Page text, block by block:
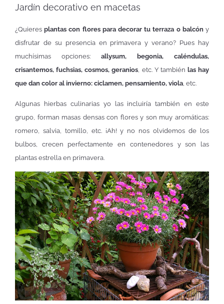
Jardín decorativo en macetas
¿Quieresplantas con flores para decorar tu terraza o balcóny
disfrutar de su presencia en primavera y verano? Pues hay
muchísimas opciones: allysum, begonia, caléndulas,
crisantemos, fuchsias, cosmos, geranios , etc. Y también las hay
que dan color al invierno: ciclamen, pensamiento, viola , etc.
Algunas hierbas culinarias yo las incluiría también en este
grupo, forman masas densas con flores y son muy aromáticas:
romero, salvia, tomillo, etc. ¡Ah! y no nos olvidemos de los
bulbos, crecen perfectamente en contenedores y son las
plantas estrella en primavera.